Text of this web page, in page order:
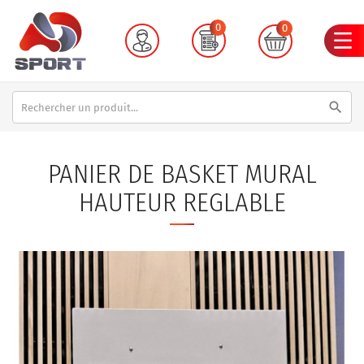
0 0
search
PANIER DE BASKET MURAL
HAUTEUR REGLABLE